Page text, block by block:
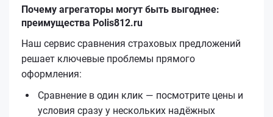
Почему агрегаторы могут быть выгоднее:
преимущества Polis812.ru
Наш сервис сравнения страховых предложений
решает ключевые проблемы прямого
оформления:
Сравнение в один клик — посмотрите цены и
условия сразу у нескольких надёжных